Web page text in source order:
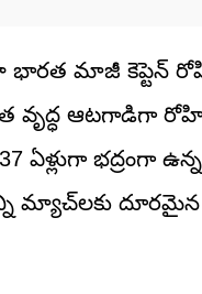
మాజీ కెప్టెన్ రోహిత్
ఆటగాడిగా రోహిత్
ఏళ్లుగా భద్రంగా
మ్యాచ్‌లకు